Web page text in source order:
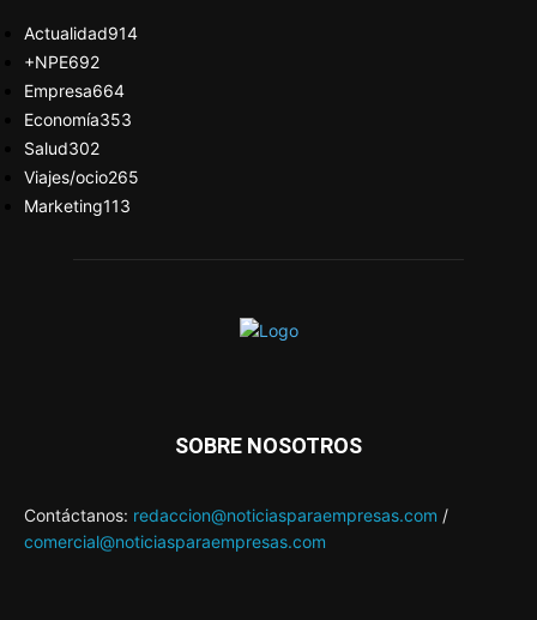
Actualidad914
+NPE692
Empresa664
Economía353
Salud302
Viajes/ocio265
Marketing113
SOBRE NOSOTROS
Contáctanos: redaccion@noticiasparaempresas.com /
comercial@noticiasparaempresas.com